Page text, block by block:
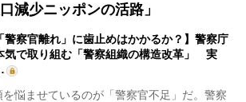
減少ニッポンの活路」
警察官離れ」に歯止めはかかるか？】警察庁
気で取り組む「警察組織の構造改革」 実
悩ませているのが「警察官不足」だ。警察